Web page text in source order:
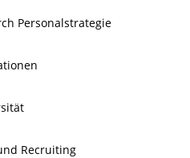
Personalstrategie
Recruiting